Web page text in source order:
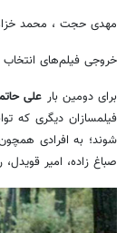
مهدی حجت ، محمد
خروجی فیلم‌های
برای دومین بار علی
فیلمسازان دیگری که
شوند؛ به افرادی
صباغ زاده، امیر